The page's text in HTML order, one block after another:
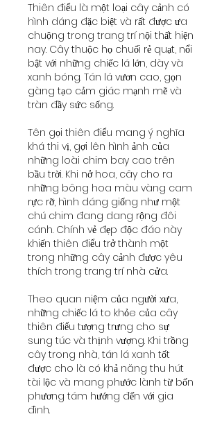
Thiên điểu là một loại cây cảnh có
hình dáng đặc biệt và rất được ưa
chuộng trong trang trí nội thất hiện
nay. Cây thuộc họ chuối rẻ quạt, nổi
bật với những chiếc lá lớn, dày và
xanh bóng. Tán lá vươn cao, gọn
gàng tạo cảm giác mạnh mẽ và
tràn đầy sức sống.
Tên gọi thiên điểu mang ý nghĩa
khá thi vị, gợi lên hình ảnh của
những loài chim bay cao trên
bầu trời. Khi nở hoa, cây cho ra
những bông hoa màu vàng cam
rực rỡ, hình dáng giống như một
chú chim đang dang rộng đôi
cánh. Chính vẻ đẹp độc đáo này
khiến thiên điểu trở thành một
trong những cây cảnh được yêu
thích trong trang trí nhà cửa.
Theo quan niệm của người xưa,
những chiếc lá to khỏe của cây
thiên điểu tượng trưng cho sự
sung túc và thịnh vượng. Khi trồng
cây trong nhà, tán lá xanh tốt
được cho là có khả năng thu hút
tài lộc và mang phước lành từ bốn
phương tám hướng đến với gia
đình.